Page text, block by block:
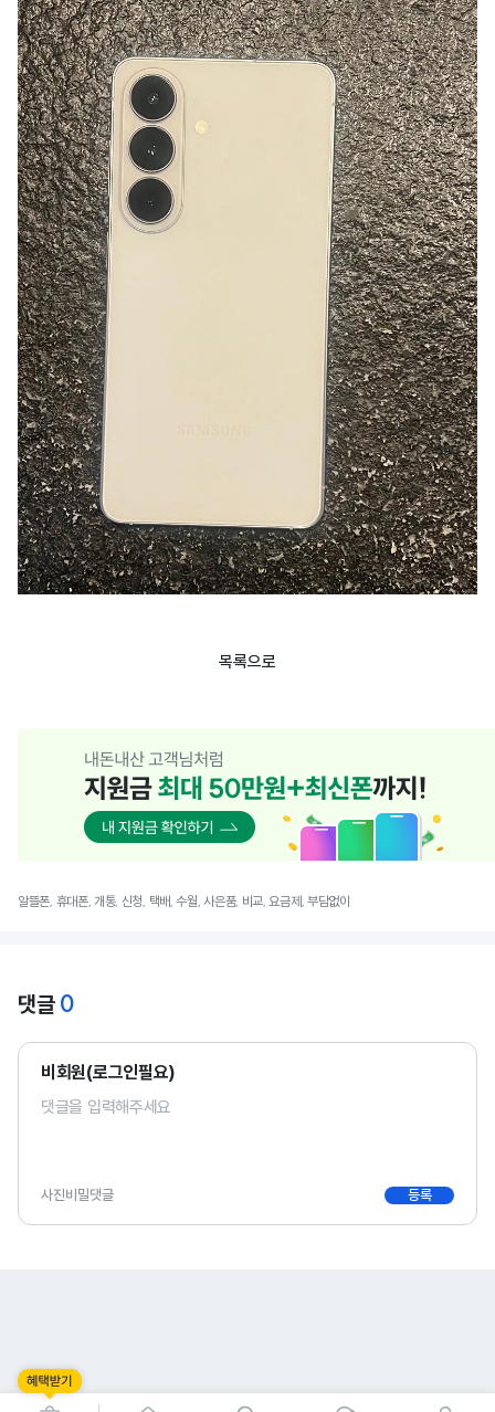
목록으로
알뜰폰, 휴대폰, 개통, 신청, 택배, 수월, 사은품, 비교, 요금제, 부담없이
댓글 0
비회원(로그인필요)
사진비밀댓글 등록